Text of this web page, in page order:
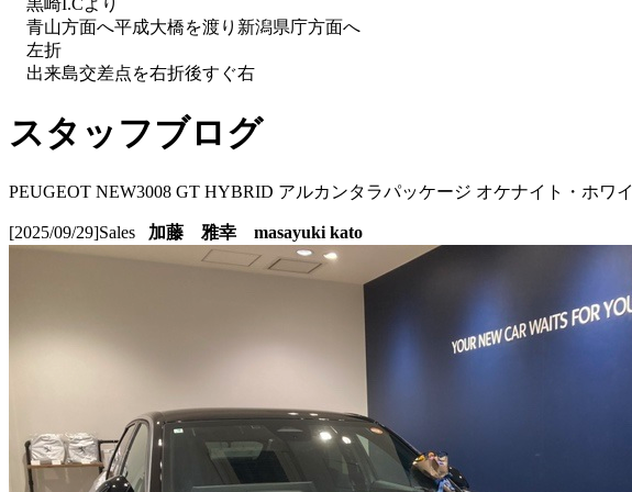
黒崎I.Cより
青山方面へ平成大橋を渡り新潟県庁方面へ
左折
出来島交差点を右折後すぐ右
スタッフブログ
PEUGEOT NEW3008 GT HYBRID アルカンタラパッケージ オケナイト・ホワ
[2025/09/29]Sales 加藤 雅幸 masayuki kato